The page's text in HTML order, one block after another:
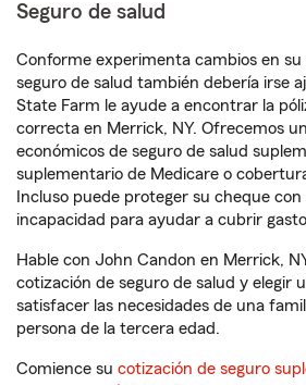
Seguro de salud
Conforme experimenta cambios en
seguro de salud también debería irse
State Farm le ayude a encontrar la
correcta en Merrick, NY. Ofrecemos
económicos de seguro de salud
suplementario de Medicare o
Incluso puede proteger su cheque con
incapacidad para ayudar a cubrir
Hable con John Candon en Merrick,
cotización de seguro de salud y elegir
satisfacer las necesidades de una
persona de la tercera edad.
Comience su cotización de seguro